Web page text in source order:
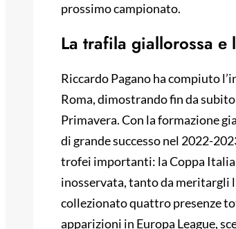
prossimo campionato.
La trafila giallorossa e
Riccardo Pagano ha compiuto
Roma, dimostrando fin da
Primavera. Con la formazione
di grande successo nel 2022-
trofei importanti: la Coppa Italia
inosservata, tanto da meritargli
collezionato quattro presenze
apparizioni in Europa League,